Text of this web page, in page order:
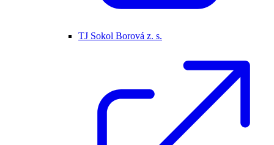
TJ Sokol Borová z. s.